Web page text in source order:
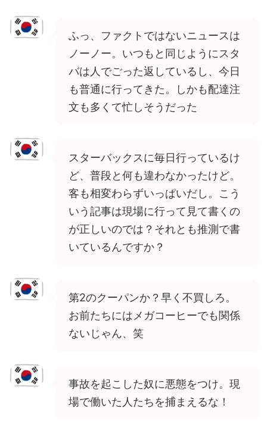
ふっ、ファクトではないニュースは
ノーノー。いつもと同じようにスタ
バは人でごった返しているし、今日
も普通に行ってきた。しかも配達注
文も多くて忙しそうだった
スターバックスに毎日行っているけ
ど、普段と何も違わなかったけど。
客も相変わらずいっぱいだし。こう
いう記事は現場に行って見て書くの
が正しいのでは？それとも推測で書
いているんですか？
第2のクーパンか？早く不買しろ。
お前たちにはメガコーヒーでも関係
ないじゃん、笑
事故を起こした奴に悪態をつけ。現
場で働いた人たちを捕まえるな！